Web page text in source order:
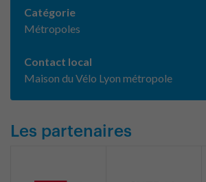
Catégorie
Métropoles
Contact local
Maison du Vélo Lyon métropole
Les partenaires